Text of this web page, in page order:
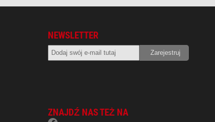
NEWSLETTER
ZNAJDŹ NAS TEŻ NA